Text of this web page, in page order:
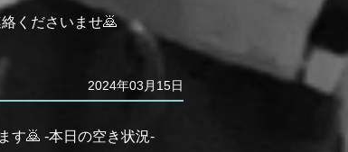
くださいませ🙇
2024年03月15日
す🙇 -本日の空き状況-